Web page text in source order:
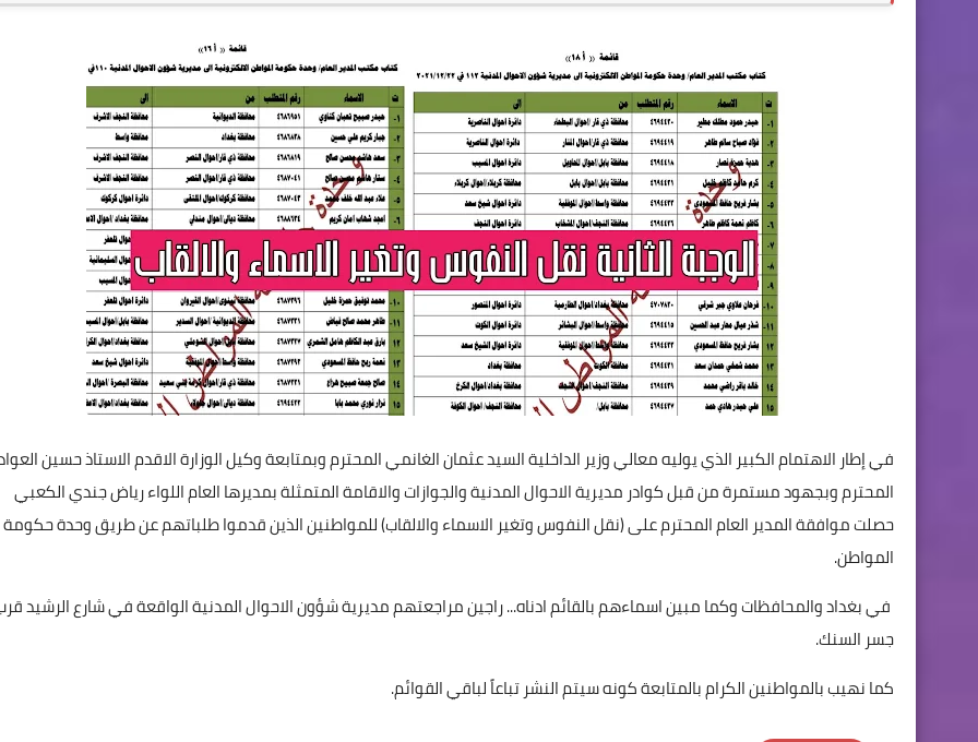
في إطار الاهتمام الكبير الذي يوليه معالي وزير الداخلية السيد عثمان الغانمي المحترم وبمتابعة وكيل الوزارة الاقدم الاستاذ حسين
المحترم وبجهود مستمرة من قبل كوادر مديرية الاحوال المدنية والجوازات والاقامة المتمثلة بمديرها العام اللواء رياض جندي الكعبي
حصلت موافقة المدير العام المحترم على (نقل النفوس وتغير الاسماء والالقاب) للمواطنين الذين قدموا طلباتهم عن طريق وحدة حكومة
المواطن.
في بغداد والمحافظات وكما مبين اسماءهم بالقائم ادناه... راجين مراجعتهم مديرية شؤون الاحوال المدنية الواقعة في شارع الرشيد
جسر السنك.
كما نهيب بالمواطنين الكرام بالمتابعة كونه سيتم النشر تباعاً لباقي القوائم.
علي المالكي
30 أغسطس 2023
علي المالكي
26 سبتمبر 2023
25 سبتمبر 2023